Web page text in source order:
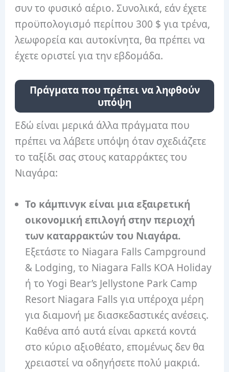
συν το φυσικό αέριο. Συνολικά, εάν έχετε
προϋπολογισμό περίπου 300 $ για τρένα,
λεωφορεία και αυτοκίνητα, θα πρέπει να
έχετε οριστεί για την εβδομάδα.
Πράγματα που πρέπει να ληφθούν
υπόψη
Εδώ είναι μερικά άλλα πράγματα που
πρέπει να λάβετε υπόψη όταν σχεδιάζετε
το ταξίδι σας στους καταρράκτες του
Νιαγάρα:
Το κάμπινγκ είναι μια εξαιρετική
οικονομική επιλογή στην περιοχή
των καταρρακτών του Νιαγάρα.
Εξετάστε το Niagara Falls Campground
& Lodging, το Niagara Falls KOA Holiday
ή το Yogi Bear’s Jellystone Park Camp
Resort Niagara Falls για υπέροχα μέρη
για διαμονή με διασκεδαστικές ανέσεις.
Καθένα από αυτά είναι αρκετά κοντά
στο κύριο αξιοθέατο, επομένως δεν θα
χρειαστεί να οδηγήσετε πολύ μακριά.